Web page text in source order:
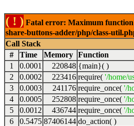
( ! ) Fatal error: Maximum function
share-buttons-adder/php/class-
Call Stack
#
Time Memory Function
1
0.0001 220848 {main}( )
2
0.0002 223416 require( '/home/
3
0.0003 241176 require_once( '/
4
0.0005 252808 require_once( '/
5
0.0012 436744 require_once( '/
6
0.5475 87406144 do_action( )